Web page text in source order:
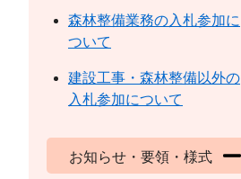
森林整備業務の入札参加に
ついて
建設工事・森林整備以外の
入札参加について
お知らせ・要領・様式